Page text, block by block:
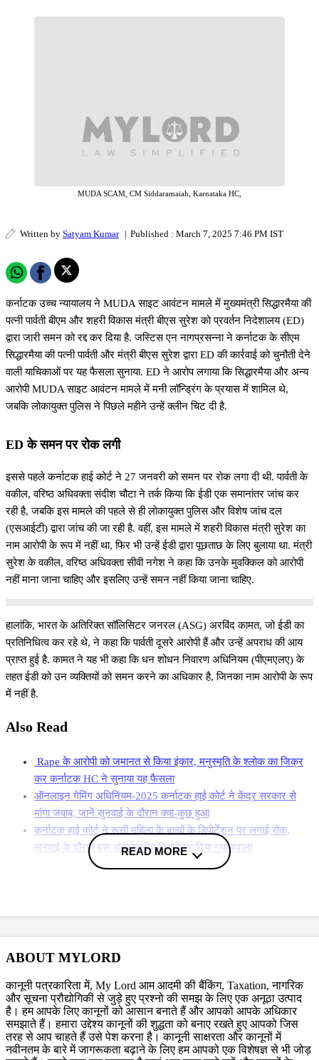
MUDA SCAM, CM Siddaramaiah, Karnataka HC,
Written by Satyam Kumar | Published : March 7, 2025 7:46 PM IST
कर्नाटक उच्च न्यायालय ने MUDA साइट आवंटन मामले में मुख्यमंत्री सिद्धारमैया की
पत्नी पार्वती बीएम और शहरी विकास मंत्री बीएस सुरेश को प्रवर्तन निदेशालय (ED)
द्वारा जारी समन को रद्द कर दिया है. जस्टिस एन नागप्रसन्ना ने कर्नाटक के सीएम
सिद्धारमैया की पत्नी पार्वती और मंत्री बीएस सुरेश द्वारा ED की कार्रवाई को चुनौती देने
वाली याचिकाओं पर यह फैसला सुनाया. ED ने आरोप लगाया कि सिद्धारमैया और अन्य
आरोपी MUDA साइट आवंटन मामले में मनी लॉन्ड्रिंग के प्रयास में शामिल थे,
जबकि लोकायुक्त पुलिस ने पिछले महीने उन्हें क्लीन चिट दी है.
ED के समन पर रोक लगी
इससे पहले कर्नाटक हाई कोर्ट ने 27 जनवरी को समन पर रोक लगा दी थी. पार्वती के
वकील, वरिष्ठ अधिवक्ता संदीश चौटा ने तर्क किया कि ईडी एक समानांतर जांच कर
रही है, जबकि इस मामले की पहले से ही लोकायुक्त पुलिस और विशेष जांच दल
(एसआईटी) द्वारा जांच की जा रही है. वहीं, इस मामले में शहरी विकास मंत्री सुरेश का
नाम आरोपी के रूप में नहीं था, फिर भी उन्हें ईडी द्वारा पूछताछ के लिए बुलाया था. मंत्री
सुरेश के वकील, वरिष्ठ अधिवक्ता सीवी नगेश ने कहा कि उनके मुवक्किल को आरोपी
नहीं माना जाना चाहिए और इसलिए उन्हें समन नहीं किया जाना चाहिए.
हालांकि, भारत के अतिरिक्त सॉलिसिटर जनरल (ASG) अरविंद कामत, जो ईडी का
प्रतिनिधित्व कर रहे थे, ने कहा कि पार्वती दूसरे आरोपी हैं और उन्हें अपराध की आय
प्राप्त हुई है. कामत ने यह भी कहा कि धन शोधन निवारण अधिनियम (पीएमएलए) के
तहत ईडी को उन व्यक्तियों को समन करने का अधिकार है, जिनका नाम आरोपी के रूप
में नहीं है.
Also Read
Rape के आरोपी को जमानत से किया इंकार, मनुस्मृति के श्लोक का जिक्र
कर कर्नाटक HC ने सुनाया यह फैसला
ऑनलाइन गेमिंग अधिनियम-2025 कर्नाटक हाई कोर्ट ने केंद्र सरकार से
मांगा जवाब, जानें सुनवाई के दौरान क्या-कुछ हुआ
कर्नाटक हाई कोर्ट ने रूसी महिला के बच्चों के डिपोर्टेशन पर लगाई रोक,
सुनवाई के दौरान इस अंतर्राष्ट्रीय नियमों का दिया गया हवाला
14 साइटों का अवैध आवंटन किया. सिद्धारमैया, उनकी पत्नी, साले बी एम मल्लीकर्जुन
स्वामी, और अन्य को लोकायुक्त पुलिस द्वारा 27 सितंबर 2024 को दर्ज की गई
प्राथमिकी में नामित किया गया है. यह प्राथमिकी विशेष अदालत (MP-MLA Court)
के आदेश पर दर्ज की गई थी, जो पूर्व और निर्वाचित सांसदों/विधायकों से संबंधित
आपराधिक मामलों को देखती है.30 सितंबर को,ईडी ने एक प्रवर्तन मामला सूचना
रिपोर्ट (ECIR) दर्ज की, जिसमें मुख्यमंत्री और अन्य के खिलाफ लोकायुक्त की
READ MORE
ABOUT MYLORD
कानूनी पत्रकारिता में, My Lord आम आदमी की बैंकिंग, Taxation, नागरिक
और सूचना प्रौद्योगिकी से जुड़े हुए प्रश्नो की समझ के लिए एक अनूठा उत्पाद
है। हम आपके लिए कानूनों को आसान बनाते हैं और आपको आपके अधिकार
समझाते हैं। हमारा उद्देश्य कानूनों की शुद्धता को बनाए रखते हुए आपको जिस
तरह से आप चाहते हैं उसे पेश करना है। कानूनी साक्षरता और कानूनों में
नवीनतम के बारे में जागरूकता बढ़ाने के लिए हम आपको एक विशेषज्ञ से भी जोड़